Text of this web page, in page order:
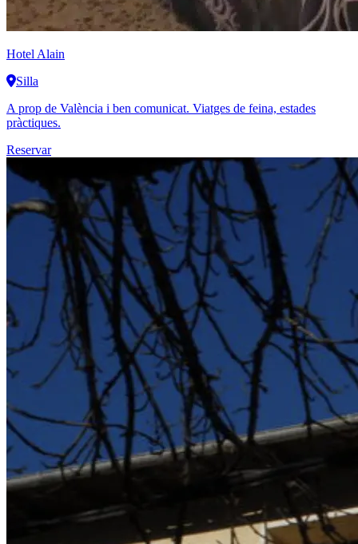
Hotel Alain
Silla
A prop de València i ben comunicat. Viatges de feina, estades
pràctiques.
Reservar